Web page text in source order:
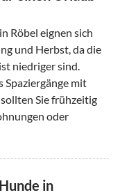
Röbel eignen sich
und Herbst, da die
niedriger sind.
Spaziergänge mit
Sie frühzeitig
oder
in